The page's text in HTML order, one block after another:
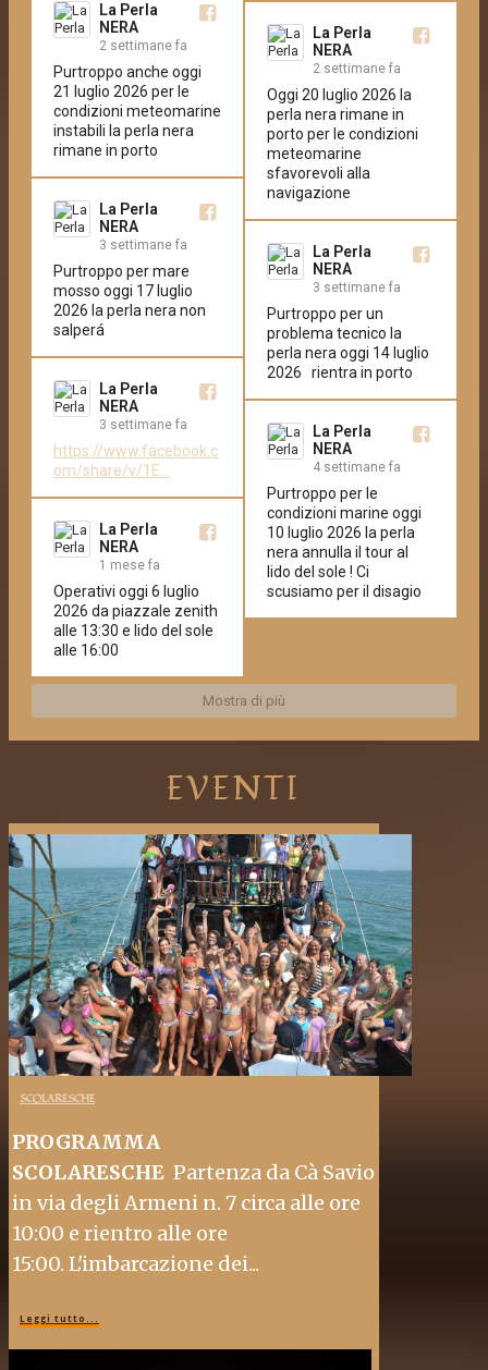
La Perla
NERA
2 settimane fa
Purtroppo anche oggi
21 luglio 2026 per le
condizioni meteomarine
instabili la perla nera
rimane in porto
La Perla
NERA
2 settimane fa
Oggi 20 luglio 2026 la
perla nera rimane in
porto per le condizioni
meteomarine
sfavorevoli alla
navigazione
La Perla
NERA
3 settimane fa
Purtroppo per mare
mosso oggi 17 luglio
2026 la perla nera non
salperá
La Perla
NERA
3 settimane fa
Purtroppo per un
problema tecnico la
perla nera oggi 14 luglio
2026   rientra in porto
La Perla
NERA
3 settimane fa
https://www.facebook.c
om/share/v/1E...
La Perla
NERA
4 settimane fa
Purtroppo per le
condizioni marine oggi
10 luglio 2026 la perla
nera annulla il tour al
lido del sole ! Ci
scusiamo per il disagio
La Perla
NERA
1 mese fa
Operativi oggi 6 luglio
2026 da piazzale zenith
alle 13:30 e lido del sole
alle 16:00
Mostra di più
EVENTI
SCOLARESCHE
PROGRAMMA
SCOLARESCHE Partenza da Cà Savio
in via degli Armeni n. 7 circa alle ore
10:00 e rientro alle ore
15:00. L'imbarcazione dei...
Leggi tutto...